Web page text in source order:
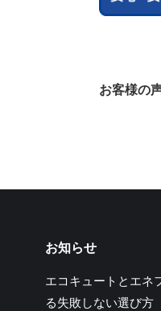
お客様の
お知らせ
エコキュートとエネ
る失敗しない選び方